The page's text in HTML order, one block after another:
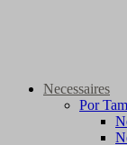
Necessaires
Por